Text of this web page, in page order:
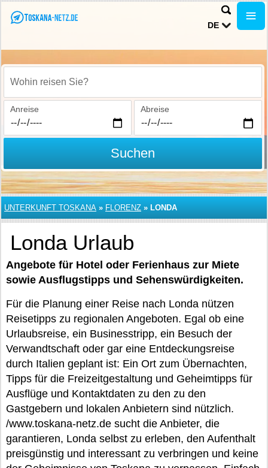
DE
Wohin reisen Sie?
Anreise Abreise
Suchen
UNTERKUNFT TOSKANA » FLORENZ » LONDA
Londa Urlaub
Angebote für Hotel oder Ferienhaus zur Miete
sowie Ausflugstipps und Sehenswürdigkeiten.
Für die Planung einer Reise nach Londa nützen
Reisetipps zu regionalen Angeboten. Egal ob eine
Urlaubsreise, ein Businesstripp, ein Besuch der
Verwandtschaft oder gar eine Entdeckungsreise
durch Italien geplant ist: Ein Ort zum Übernachten,
Tipps für die Freizeitgestaltung und Geheimtipps für
Ausflüge und Kontaktdaten zu den zu den
Gastgebern und lokalen Anbietern sind nützlich.
/www.toskana-netz.de sucht die Anbieter, die
garantieren, Londa selbst zu erleben, den Aufenthalt
preisgünstig und interessant zu verbringen und keine